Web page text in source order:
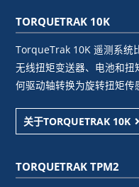
TORQUETRAK 10K
TorqueTrak 10K 遥测系统
无线扭矩变送器、电池和
何驱动轴转换为旋转扭矩传
关于TORQUETRAK 10K
TORQUETRAK TPM2